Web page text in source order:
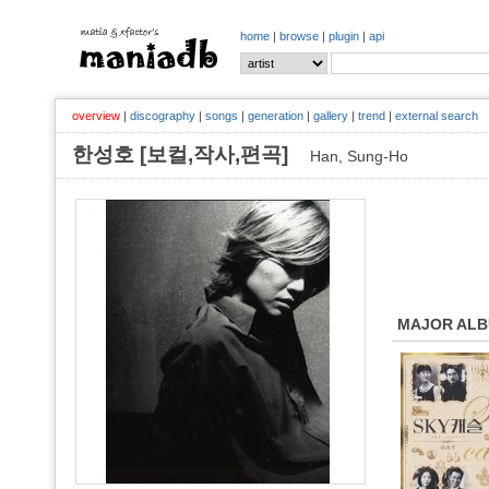
home | browse | plugin | api
overview | discography | songs | generation | gallery | trend | external search
한성호 [보컬,작사,편곡] Han, Sung-Ho
MAJOR